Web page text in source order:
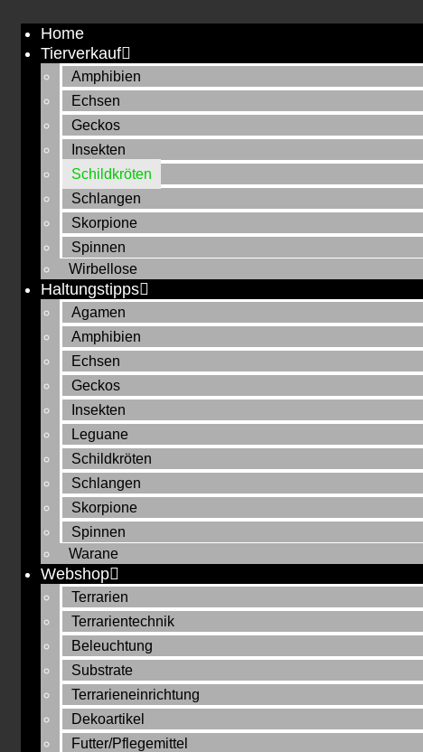
Inhalt
springen
Home
Tierverkauf
Amphibien
Echsen
Geckos
Insekten
Schildkröten
Schlangen
Skorpione
Spinnen
Wirbellose
Haltungstipps
Agamen
Amphibien
Echsen
Geckos
Insekten
Leguane
Schildkröten
Schlangen
Skorpione
Spinnen
Warane
Webshop
Terrarien
Terrarientechnik
Beleuchtung
Substrate
Terrarieneinrichtung
Dekoartikel
Futter/Pflegemittel